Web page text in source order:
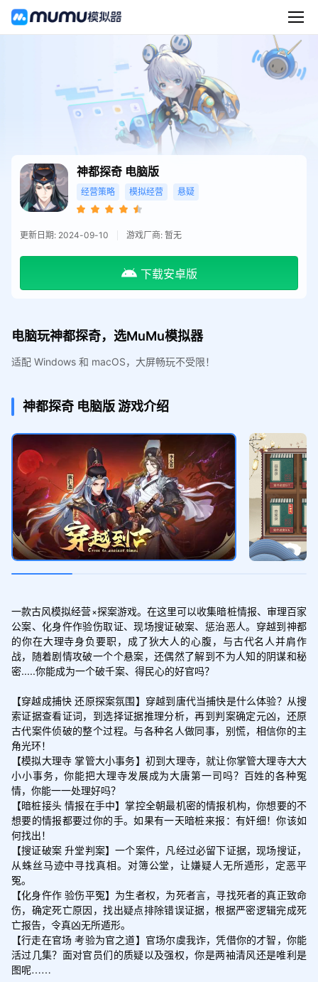
神都探奇 电脑版
经营策略 模拟经营 悬疑
更新日期: 2024-09-10 游戏厂商: 暂无
下载安卓版
电脑玩神都探奇，选MuMu模拟器
适配 Windows 和 macOS，大屏畅玩不受限！
神都探奇 电脑版游戏介绍
一款古风模拟经营×探案游戏。在这里可以收集暗桩情报、审理百家
公案、化身仵作验伤取证、现场搜证破案、惩治恶人。穿越到神都
的你在大理寺身负要职，成了狄大人的心腹，与古代名人并肩作
战，随着剧情攻破一个个悬案，还偶然了解到不为人知的阴谋和秘
密.....你能成为一个破千案、得民心的好官吗？
【穿越成捕快 还原探案氛围】穿越到唐代当捕快是什么体验？从搜
索证据查看证词，到选择证据推理分析，再到判案确定元凶，还原
古代案件侦破的整个过程。与各种名人做同事，别慌，相信你的主
角光环！
【模拟大理寺 掌管大小事务】初到大理寺，就让你掌管大理寺大大
小小事务，你能把大理寺发展成为大唐第一司吗？百姓的各种冤
情，你能一一处理好吗？
【暗桩接头 情报在手中】掌控全朝最机密的情报机构，你想要的不
想要的情报都要过你的手。如果有一天暗桩来报：有奸细！你该如
何找出！
【搜证破案 升堂判案】一个案件，凡经过必留下证据，现场搜证，
从蛛丝马迹中寻找真相。对簿公堂，让嫌疑人无所遁形，定恶平
冤。
【化身仵作 验伤平冤】为生者权，为死者言，寻找死者的真正致命
伤，确定死亡原因，找出疑点排除错误证据，根据严密逻辑完成死
亡报告，令真凶无所遁形。
【行走在官场 考验为官之道】官场尔虞我诈，凭借你的才智，你能
活过几集？面对官员们的质疑以及强权，你是两袖清风还是唯利是
图呢……